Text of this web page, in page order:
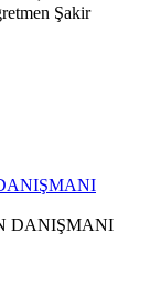
Şakir